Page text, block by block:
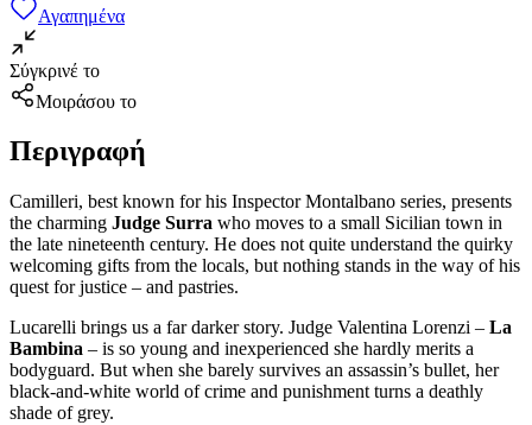
Αγαπημένα
Σύγκρινέ το
Μοιράσου το
Περιγραφή
Camilleri, best known for his Inspector Montalbano series, presents
the charming Judge Surra who moves to a small Sicilian town in
the late nineteenth century. He does not quite understand the quirky
welcoming gifts from the locals, but nothing stands in the way of his
quest for justice – and pastries.
Lucarelli brings us a far darker story. Judge Valentina Lorenzi – La
Bambina – is so young and inexperienced she hardly merits a
bodyguard. But when she barely survives an assassin’s bullet, her
black-and-white world of crime and punishment turns a deathly
shade of grey.